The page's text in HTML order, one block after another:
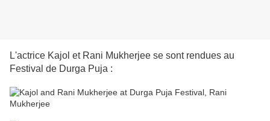
L'actrice Kajol et Rani Mukherjee se sont rendues au
Festival de Durga Puja :